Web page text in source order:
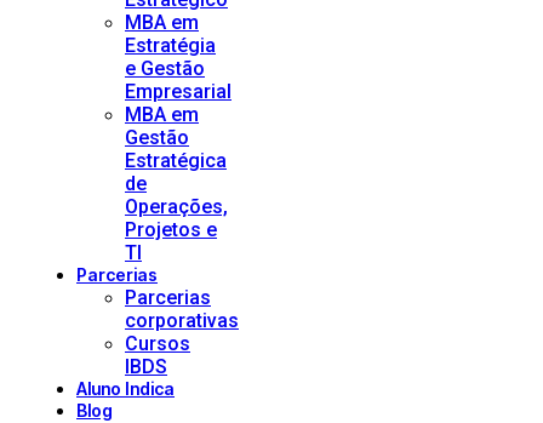
MBA em
Estratégia
e Gestão
Empresarial
MBA em
Gestão
Estratégica
de
Operações,
Projetos e
TI
Parcerias
Parcerias
corporativas
Cursos
IBDS
Aluno Indica
Blog